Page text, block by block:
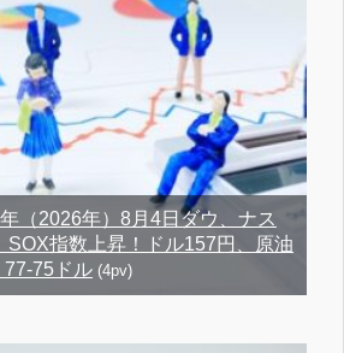
（2026年）8月4日ダウ、ナス
SOX指数上昇！ドル157円、原油
77-75ドル (4pv)